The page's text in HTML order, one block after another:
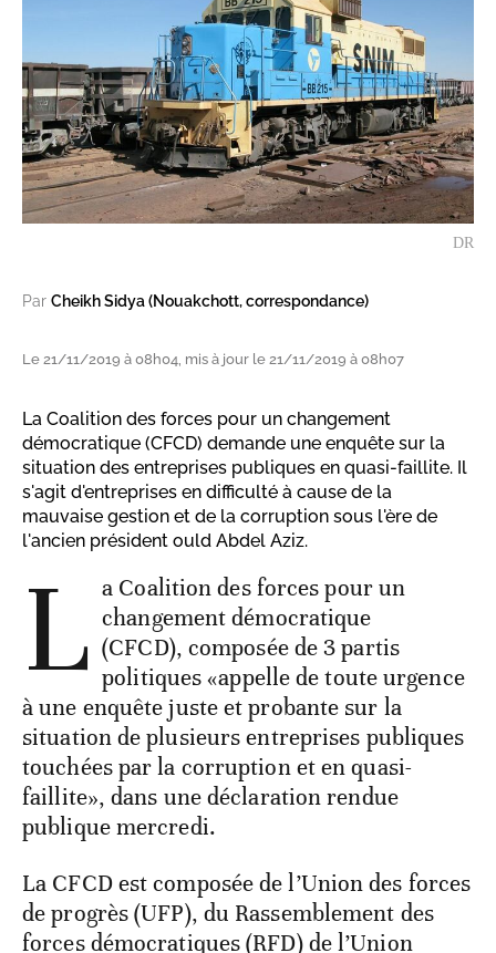
DR
Par Cheikh Sidya (Nouakchott, correspondance)
Le 21/11/2019 à 08h04, mis à jour le 21/11/2019 à 08h07
La Coalition des forces pour un changement
démocratique (CFCD) demande une enquête sur la
situation des entreprises publiques en quasi-faillite. Il
s'agit d'entreprises en difficulté à cause de la
mauvaise gestion et de la corruption sous l'ère de
l'ancien président ould Abdel Aziz.
L a Coalition des forces pour un
changement démocratique
(CFCD), composée de 3 partis
politiques «appelle de toute urgence
à une enquête juste et probante sur la
situation de plusieurs entreprises publiques
touchées par la corruption et en quasi-
faillite», dans une déclaration rendue
publique mercredi.
La CFCD est composée de l’Union des forces
de progrès (UFP), du Rassemblement des
forces démocratiques (RFD) de l’Union